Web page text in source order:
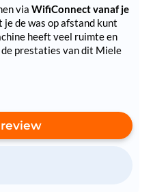
via WifiConnect vanaf je
de was op afstand kunt
heeft veel ruimte en
prestaties van dit Miele